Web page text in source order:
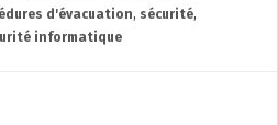
d'évacuation, sécurité,
informatique